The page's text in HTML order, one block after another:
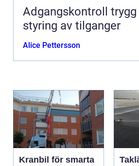
Adgangskontroll trygg og smart
styring av tilganger
Alice Pettersson
Kranbil för smarta